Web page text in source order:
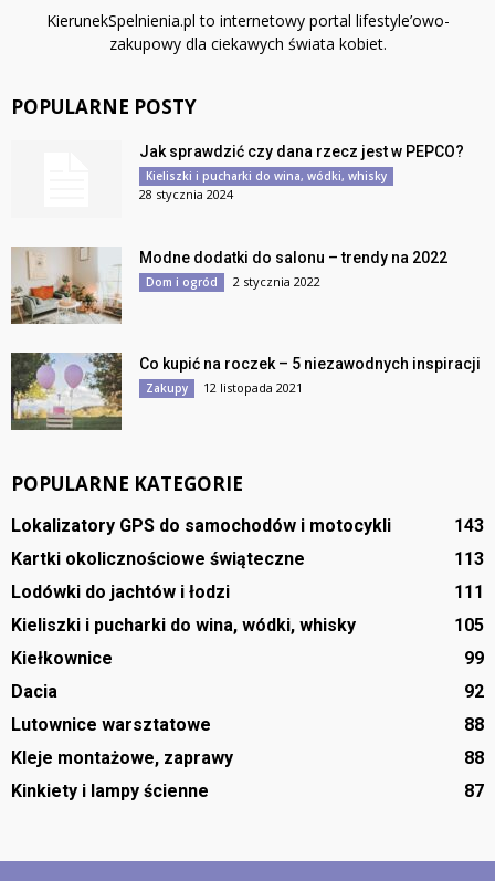
KierunekSpelnienia.pl to internetowy portal lifestyle’owo-
zakupowy dla ciekawych świata kobiet.
POPULARNE POSTY
Jak sprawdzić czy dana rzecz jest w PEPCO?
Kieliszki i pucharki do wina, wódki, whisky
28 stycznia 2024
Modne dodatki do salonu – trendy na 2022
Dom i ogród 2 stycznia 2022
Co kupić na roczek – 5 niezawodnych inspiracji
Zakupy 12 listopada 2021
POPULARNE KATEGORIE
Lokalizatory GPS do samochodów i motocykli
143
Kartki okolicznościowe świąteczne
113
Lodówki do jachtów i łodzi
111
Kieliszki i pucharki do wina, wódki, whisky
105
Kiełkownice
99
Dacia
92
Lutownice warsztatowe
88
Kleje montażowe, zaprawy
88
Kinkiety i lampy ścienne
87